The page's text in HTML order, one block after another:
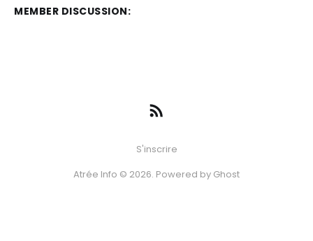
MEMBER DISCUSSION:
S'inscrire
Atrée Info © 2026. Powered by Ghost